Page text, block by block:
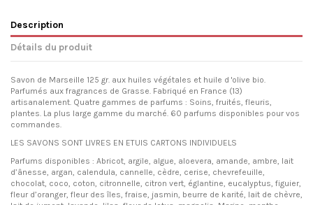
Description
Détails du produit
Savon de Marseille 125 gr. aux huiles végétales et huile d 'olive bio.
Parfumés aux fragrances de Grasse. Fabriqué en France (13)
artisanalement. Quatre gammes de parfums : Soins, fruités, fleuris,
plantes. La plus large gamme du marché. 60 parfums disponibles pour vos
commandes.
LES SAVONS SONT LIVRES EN ETUIS CARTONS INDIVIDUELS
Parfums disponibles : Abricot, argile, algue, aloevera, amande, ambre, lait
d’ânesse, argan, calendula, cannelle, cèdre, cerise, chevrefeuille,
chocolat, coco, coton, citronnelle, citron vert, églantine, eucalyptus, figuier,
fleur d’oranger, fleur des îles, fraise, jasmin, beurre de karité, lait de chèvre,